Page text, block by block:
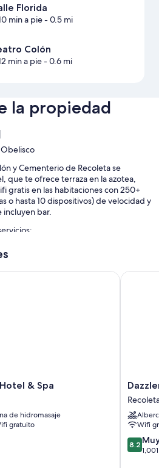
Florida
min a pie- 0.5 mi
Colón
min a pie- 0.6 mi
la propiedad
y Cementerio de Recoleta se
que te ofrece terraza en la azotea,
gratis en las habitaciones con 250+
o hasta 10 dispositivos) de velocidad y
incluyen bar.
son:
de 40 pulgadas con canales por cable
escritorios
& Spa
de hidromasaje
gratuito
& Spa
Dazzler
by
Buenos
Aires
Recoleta
Recoleta
Wifi
8.2
de
8.2
Dazzler